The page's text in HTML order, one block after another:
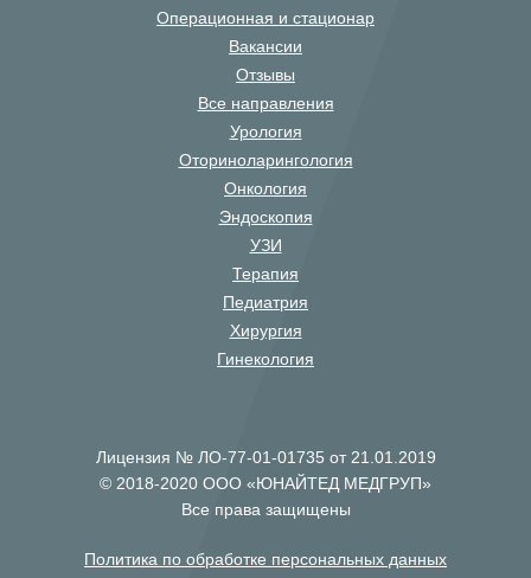
Операционная и стационар
Вакансии
Отзывы
Все направления
Урология
Оториноларингология
Онкология
Эндоскопия
УЗИ
Терапия
Педиатрия
Хирургия
Гинекология
Лицензия № ЛО-77-01-01735 от 21.01.2019
© 2018-2020 ООО «ЮНАЙТЕД МЕДГРУП»
Все права защищены
Политика по обработке персональных данных